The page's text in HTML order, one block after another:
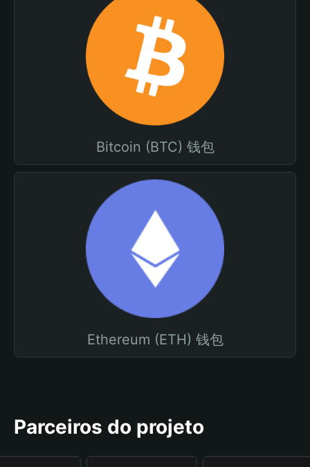
Bitcoin (BTC) 钱包
Ethereum (ETH) 钱包
Parceiros do projeto